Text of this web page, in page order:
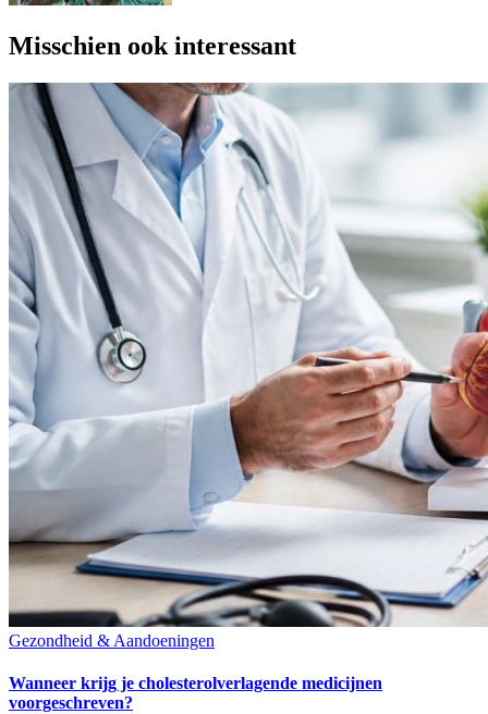
Misschien ook interessant
Gezondheid & Aandoeningen
Wanneer krijg je cholesterolverlagende medicijnen
voorgeschreven?